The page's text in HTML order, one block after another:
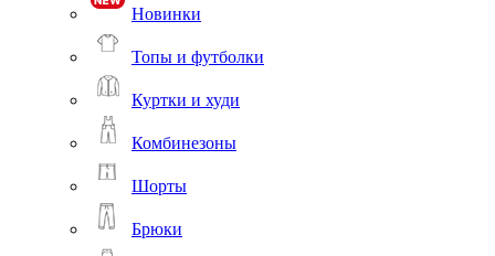
Новинки
Топы и футболки
Куртки и худи
Комбинезоны
Шорты
Брюки